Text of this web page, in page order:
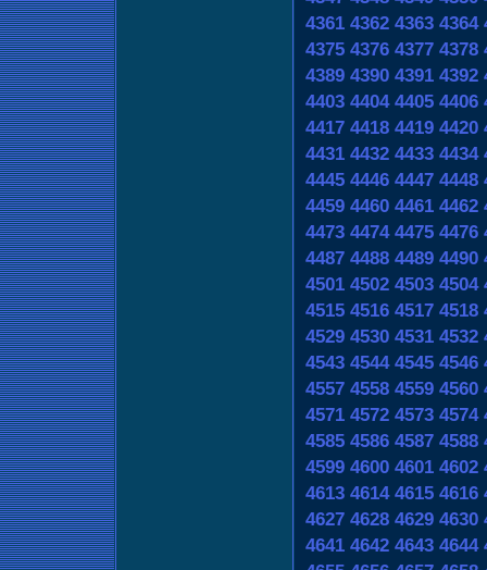
4361 4362 4363 4364
4375 4376 4377 4378
4389 4390 4391 4392
4403 4404 4405 4406
4417 4418 4419 4420
4431 4432 4433 4434
4445 4446 4447 4448
4459 4460 4461 4462
4473 4474 4475 4476
4487 4488 4489 4490
4501 4502 4503 4504
4515 4516 4517 4518
4529 4530 4531 4532
4543 4544 4545 4546
4557 4558 4559 4560
4571 4572 4573 4574
4585 4586 4587 4588
4599 4600 4601 4602
4613 4614 4615 4616
4627 4628 4629 4630
4641 4642 4643 4644